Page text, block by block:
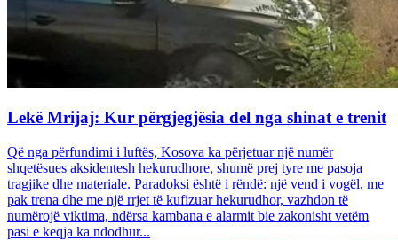
Lekë Mrijaj: Kur përgjegjësia del nga shinat e trenit
Që nga përfundimi i luftës, Kosova ka përjetuar një numër
shqetësues aksidentesh hekurudhore, shumë prej tyre me pasoja
tragjike dhe materiale. Paradoksi është i rëndë: një vend i vogël, me
pak trena dhe me një rrjet të kufizuar hekurudhor, vazhdon të
numërojë viktima, ndërsa kambana e alarmit bie zakonisht vetëm
pasi e keqja ka ndodhur...